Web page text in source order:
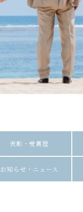
表彰・受賞歴
お知らせ・ニュース